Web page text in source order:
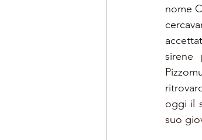
nome
sirene
oggi il
suo